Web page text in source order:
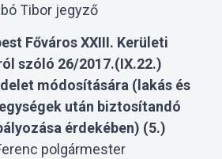
Tibor jegyző
Főváros XXIII. Kerületi
szóló 26/2017.(IX.22.)
módosítására (lakás és
után biztosítandó
érdekében) (5.)
polgármester